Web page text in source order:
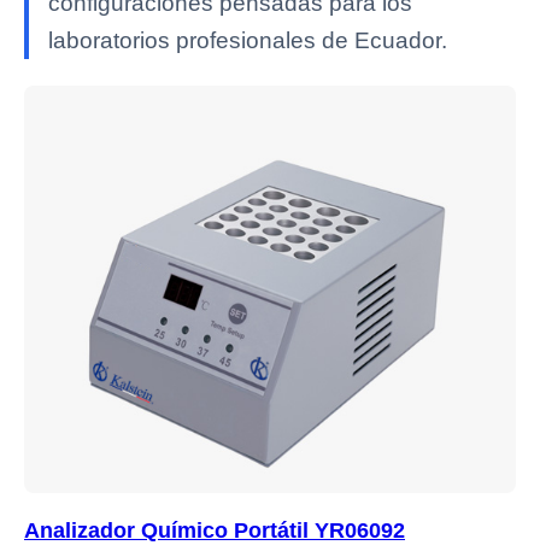
laboratorios profesionales de Ecuador.
Analizador Químico Portátil YR06092